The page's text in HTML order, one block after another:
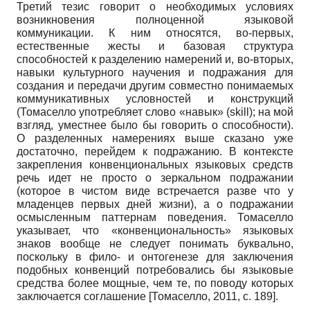
Третий тезис говорит о необходимых условиях
возникновения полноценной языковой
коммуникации. К ним относятся, во-первых,
естественные жесты и базовая структура
способностей к разделению намерений и, во-вторых,
навыки культурного научения и подражания для
создания и передачи другим совместно понимаемых
коммуникативных условностей и конструкций
(Томаселло употребляет слово «навык» (skill); на мой
взгляд, уместнее было бы говорить о способности).
О разделенных намерениях выше сказано уже
достаточно, перейдем к подражанию. В контексте
закрепления конвенциональных языковых средств
речь идет не просто о зеркальном подражании
(которое в чистом виде встречается разве что у
младенцев первых дней жизни), а о подражании
осмысленным паттернам поведения. Томаселло
указывает, что «конвенциональность» языковых
знаков вообще не следует понимать буквально,
поскольку в фило- и онтогенезе для заключения
подобных конвенций потребовались бы языковые
средства более мощные, чем те, по поводу которых
заключается соглашение [Томаселло, 2011, с. 189].